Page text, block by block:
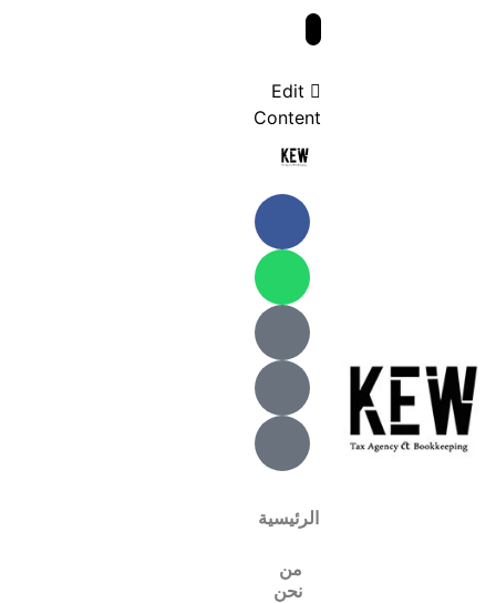
Edit
Content
الرئيسية
من
نحن